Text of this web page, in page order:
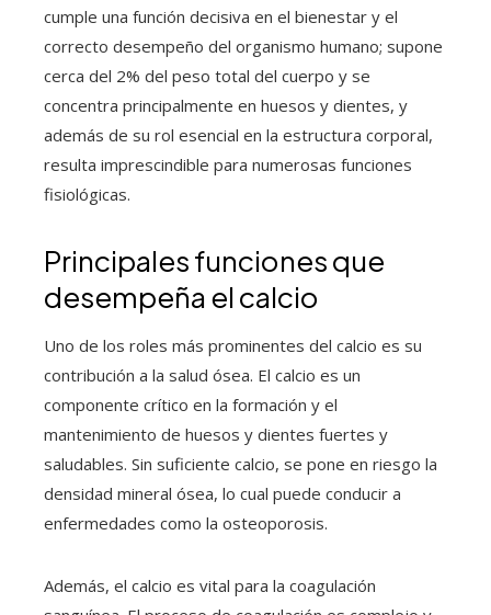
cumple una función decisiva en el bienestar y el
correcto desempeño del organismo humano; supone
cerca del 2% del peso total del cuerpo y se
concentra principalmente en huesos y dientes, y
además de su rol esencial en la estructura corporal,
resulta imprescindible para numerosas funciones
fisiológicas.
Principales funciones que
desempeña el calcio
Uno de los roles más prominentes del calcio es su
contribución a la salud ósea. El calcio es un
componente crítico en la formación y el
mantenimiento de huesos y dientes fuertes y
saludables. Sin suficiente calcio, se pone en riesgo la
densidad mineral ósea, lo cual puede conducir a
enfermedades como la osteoporosis.
Además, el calcio es vital para la coagulación